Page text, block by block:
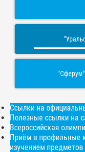
Ссылки на
Полезные ссылки на
Всероссийская
Приём в профильные
изучением предметов